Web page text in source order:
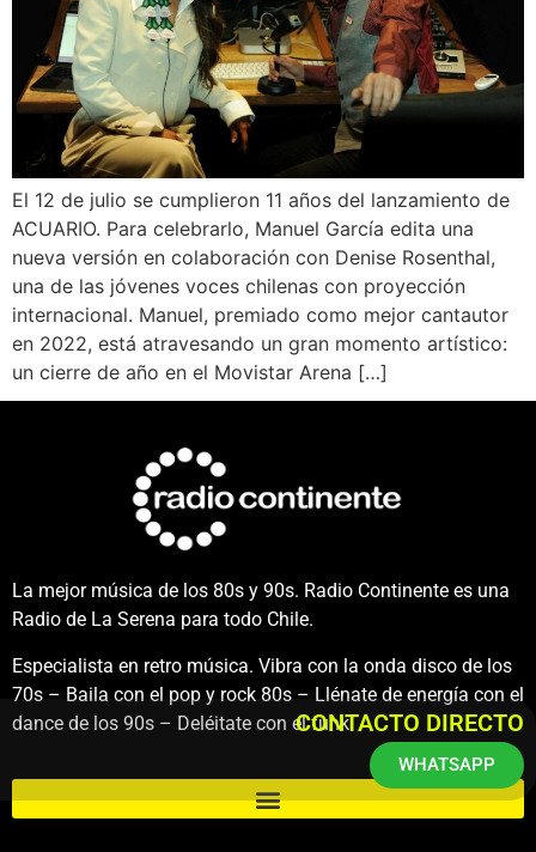
El 12 de julio se cumplieron 11 años del lanzamiento de
ACUARIO. Para celebrarlo, Manuel García edita una
nueva versión en colaboración con Denise Rosenthal,
una de las jóvenes voces chilenas con proyección
internacional. Manuel, premiado como mejor cantautor
en 2022, está atravesando un gran momento artístico:
un cierre de año en el Movistar Arena […]
La mejor música de los 80s y 90s. Radio Continente es una
Radio de La Serena para todo Chile.
Especialista en retro música. Vibra con la onda disco de los
70s – Baila con el pop y rock 80s – Llénate de energía con el
dance de los 90s – Deléitate con el funk.CONTACTO DIRECTO
WHATSAPP